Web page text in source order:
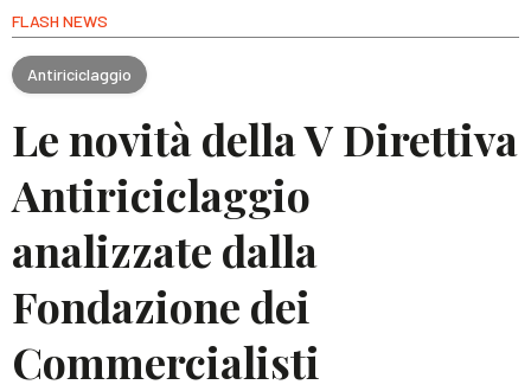
FLASH NEWS
Antiriciclaggio
Le novità della V Direttiva
Antiriciclaggio
analizzate dalla
Fondazione dei
Commercialisti